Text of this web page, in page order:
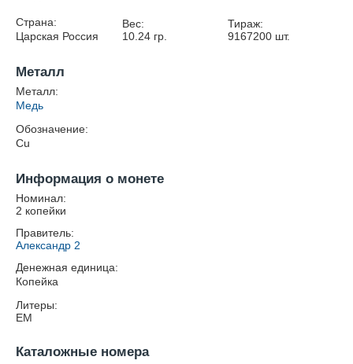
Страна:
Царская Россия
Вес:
10.24гр.
Тираж:
9167200 шт.
Металл
Металл:
Медь
Обозначение:
Cu
Информация о монете
Номинал:
2 копейки
Правитель:
Александр 2
Денежная единица:
Копейка
Литеры:
ЕМ
Каталожные номера